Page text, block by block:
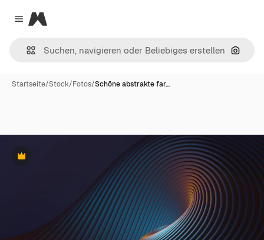
Close menu
Magnific
Nach
Startseite/Stock/Fotos/Schöne abstrakte far…
Premium